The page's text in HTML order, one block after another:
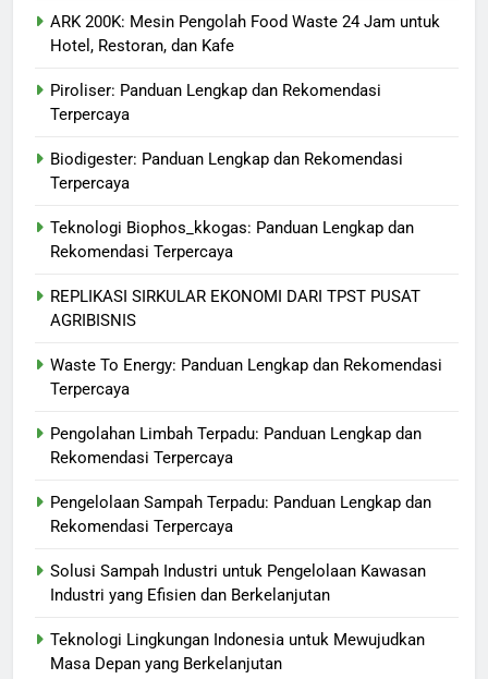
ARK 200K: Mesin Pengolah Food Waste 24 Jam untuk
Hotel, Restoran, dan Kafe
Piroliser: Panduan Lengkap dan Rekomendasi
Terpercaya
Biodigester: Panduan Lengkap dan Rekomendasi
Terpercaya
Teknologi Biophos_kkogas: Panduan Lengkap dan
Rekomendasi Terpercaya
REPLIKASI SIRKULAR EKONOMI DARI TPST PUSAT
AGRIBISNIS
Waste To Energy: Panduan Lengkap dan Rekomendasi
Terpercaya
Pengolahan Limbah Terpadu: Panduan Lengkap dan
Rekomendasi Terpercaya
Pengelolaan Sampah Terpadu: Panduan Lengkap dan
Rekomendasi Terpercaya
Solusi Sampah Industri untuk Pengelolaan Kawasan
Industri yang Efisien dan Berkelanjutan
Teknologi Lingkungan Indonesia untuk Mewujudkan
Masa Depan yang Berkelanjutan